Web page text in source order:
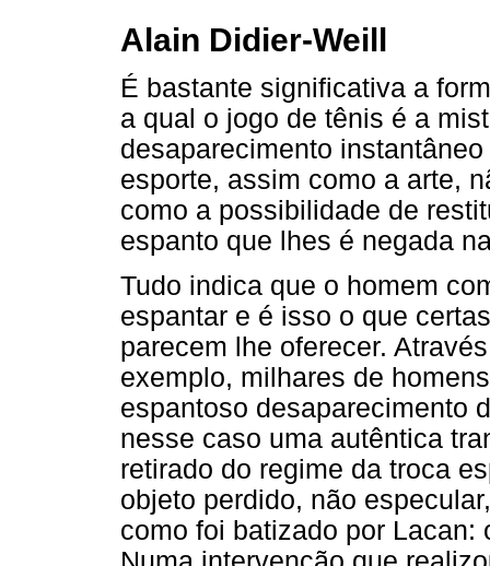
Alain Didier-Weill
É bastante significativa a
a qual o jogo de tênis é a
desaparecimento
esporte, assim como a arte,
como a possibilidade de
espanto que lhes é negada
Tudo indica que o homem
espantar e é isso o que
parecem lhe oferecer.
exemplo, milhares de
espantoso desaparecimento
nesse caso uma autêntica
retirado do regime da troca
objeto perdido, não
como foi batizado por Lacan: